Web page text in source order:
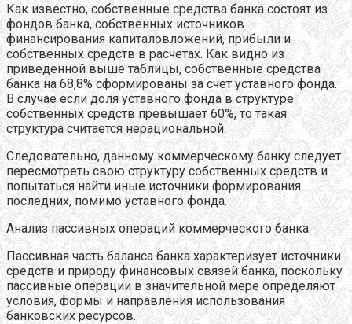
Как известно, собственные средства банка состоят из
фондов банка, собственных источников
финансирования капиталовложений, прибыли и
собственных средств в расчетах. Как видно из
приведенной выше таблицы, собственные средства
банка на 68,8% сформированы за счет уставного фонда.
В случае если доля уставного фонда в структуре
собственных средств превышает 60%, то такая
структура считается нерациональной.
Следовательно, данному коммерческому банку следует
пересмотреть свою структуру собственных средств и
попытаться найти иные источники формирования
последних, помимо уставного фонда.
Анализ пассивных операций коммерческого банка
Пассивная часть баланса банка характеризует источники
средств и природу финансовых связей банка, поскольку
пассивные операции в значительной мере определяют
условия, формы и направления использования
банковских ресурсов.